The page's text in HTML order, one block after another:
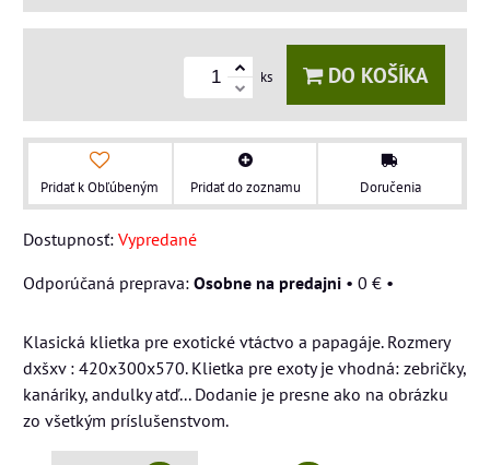
ks DO KOŠÍKA
Pridať k Obľúbeným Pridať do zoznamu Doručenia
Dostupnosť: Vypredané
Osobne na predajni • 0 € •
Klasická klietka pre exotické vtáctvo a papagáje. Rozmery
dxšxv : 420x300x570. Klietka pre exoty je vhodná: zebričky,
kanáriky, andulky atď... Dodanie je presne ako na obrázku
zo všetkým príslušenstvom.